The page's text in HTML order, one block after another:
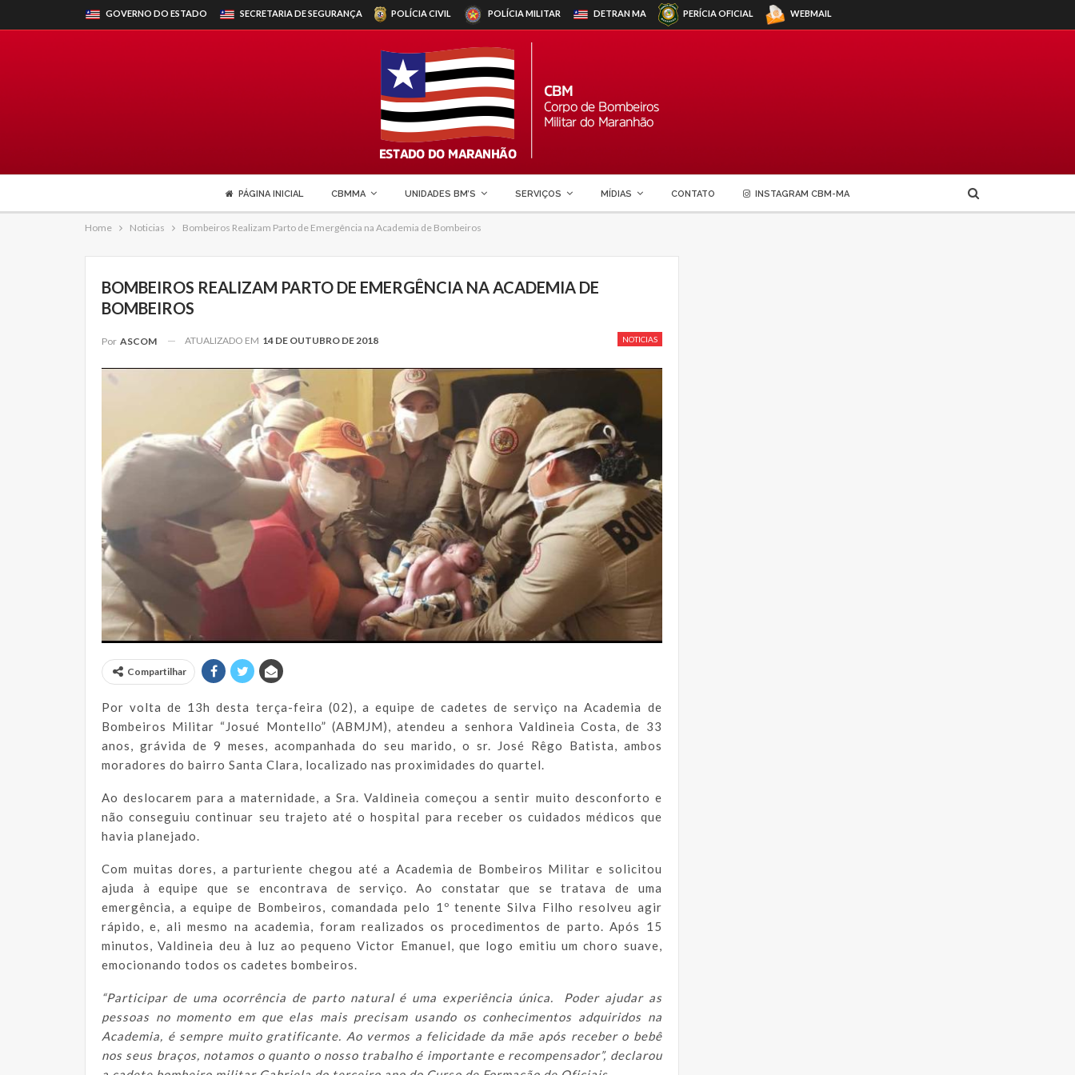
GOVERNO DO ESTADO SECRETARIA DE SEGURANÇA POLÍCIA CIVIL POLÍCIA MILITAR DETRANMA PERÍCIA OFICIAL WEBMAIL
PÁGINA INICIAL CBMMA UNIDADES BM’S SERVIÇOS MÍDIAS CONTATO INSTAGRAM CBM-MA
Home Noticias Bombeiros Realizam Parto de Emergência na Academia de Bombeiros
BOMBEIROS REALIZAM PARTO DE EMERGÊNCIA NA ACADEMIA DE
BOMBEIROS
NOTICIAS
Por ASCOM ATUALIZADO EM 14 DE OUTUBRO DE 2018
Compartilhar
Por volta de 13h desta terça-feira (02), a equipe de cadetes de serviço na Academia de
Bombeiros Militar “Josué Montello” (ABMJM), atendeu a senhora Valdineia Costa, de 33
anos, grávida de 9 meses, acompanhada do seu marido, o sr. José Rêgo Batista, ambos
moradores do bairro Santa Clara, localizado nas proximidades do quartel.
Ao deslocarem para a maternidade, a Sra. Valdineia começou a sentir muito desconforto e
não conseguiu continuar seu trajeto até o hospital para receber os cuidados médicos que
havia planejado.
Com muitas dores, a parturiente chegou até a Academia de Bombeiros Militar e solicitou
ajuda à equipe que se encontrava de serviço. Ao constatar que se tratava de uma
emergência, a equipe de Bombeiros, comandada pelo 1º tenente Silva Filho resolveu agir
rápido, e, ali mesmo na academia, foram realizados os procedimentos de parto. Após 15
minutos, Valdineia deu à luz ao pequeno Victor Emanuel, que logo emitiu um choro suave,
emocionando todos os cadetes bombeiros.
“Participar de uma ocorrência de parto natural é uma experiência única. Poder ajudar as
pessoas no momento em que elas mais precisam usando os conhecimentos adquiridos na
Academia, é sempre muito gratificante. Ao vermos a felicidade da mãe após receber o bebê
nos seus braços, notamos o quanto o nosso trabalho é importante e recompensador”, declarou